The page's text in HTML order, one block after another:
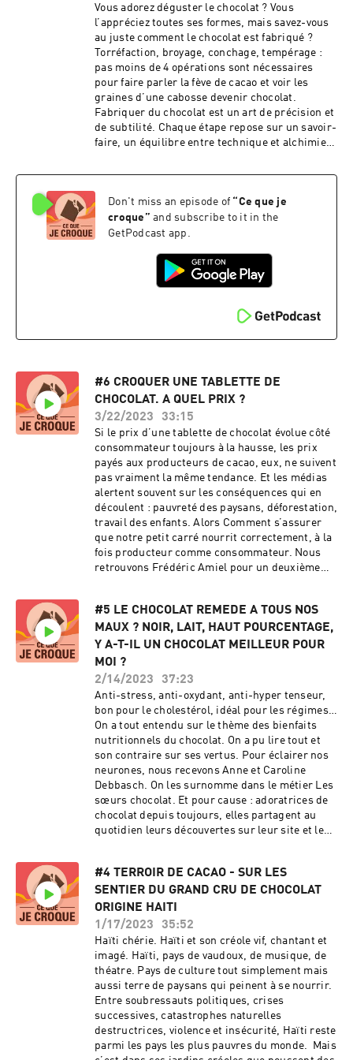
épisode Sophie Assemat nous éclaire sur cette
discipline qui nécessite entrainement et
précision. Que l'on soit professionnel du
chocolat ou simple consommateur, cet entretien
livre des clés intéressantes pour avancer sur le
chemin qui permet de profiter de toutes les
subtilités des cacaos du monde entier. Pour en
savoir plus sur notre invité : Formations
professionnelles du CIRAD L'Académie
française du chocolat et de la confiserie A
www.instagram.com/ethiquable/ Twitter :
https://twitter.com/Ethiquable Facebook :
www.facebook.com/ETHIQUABLE Youtube :
www.youtube.com/c/scopethiquable LinkedIn :
www.linkedin.com/ethiquable/ Hébergé par
Ausha. Visitez ausha.co/politique-de-
confidentialite pour plus d'informations.
Vous adorez déguster le chocolat ? Vous
l’appréciez toutes ses formes, mais savez-vous
au juste comment le chocolat est fabriqué ?
Torréfaction, broyage, conchage, tempérage :
pas moins de 4 opérations sont nécessaires
pour faire parler la fève de cacao et voir les
graines d’une cabosse devenir chocolat.
Fabriquer du chocolat est un art de précision et
de subtilité. Chaque étape repose sur un savoir-
faire, un équilibre entre technique et alchimie
appel à l’audace et au doigté. Pour saisir toutes
cours magistral, mais une leçon savoureuse
avec Régis Bouet, maître chocolatier qui se
consacre depuis trente cinq ans à sa passion
de 300 recettes de chocolat et formé plus de
6000 personnes à travers le monde nous livre en
savoir-faire de notre invité L'atelier de Régis
Production : Montage & mixage : Ethiquable
Musique : Sapajou Intencion Pour aller plus loin
bit.ly/3VBPu3c A propos de la SCOP Ethiquable
www.ethiquable.coop Nous suivre sur les
réseaux sociaux : Instagram :
www.instagram.com/ethiquable/ Twitter :
https://twitter.com/Ethiquable Facebook :
www.facebook.com/ETHIQUABLE Youtube :
www.youtube.com/c/scopethiquable LinkedIn :
www.linkedin.com/ethiquable/ Hébergé par
Ausha. Visitez ausha.co/politique-de-
confidentialite pour plus d'informations.
Don't miss an episode of “Ce que je
croque ” and subscribe to it in the
GetPodcast app.
#6 CROQUER UNE TABLETTE DE
CHOCOLAT. A QUEL PRIX ?
3/22/2023
33:15
Si le prix d’une tablette de chocolat évolue côté
consommateur toujours à la hausse, les prix
payés aux producteurs de cacao, eux, ne suivent
pas vraiment la même tendance. Et les médias
alertent souvent sur les conséquences qui en
découlent : pauvreté des paysans, déforestation,
travail des enfants. Alors Comment s’assurer
que notre petit carré nourrit correctement, à la
fois producteur comme consommateur. Nous
retrouvons Frédéric Amiel pour un deuxième
déforestation. Nous vous recommandons
toujours de vous procurer sa “Petite histoire de
la mondialisation à l’usage des amateurs de
chocolat” paru aux éditions de l’Atelier. Un
livre Sans fioriture, ni angélisme que nous
dégustation de chocolat pure origine
:bit.ly/3VBPu3c SCOP Ethiquable :
www.instagram.com/ethiquable/ Twitter :
www.facebook.com/ETHIQUABLE Youtube :
www.linkedin.com/ethiquable/ Production :
Montage & mixage : Basilic Lab
@basilicpodcast Musique : Sapajou Intencion
Histoire de la Mondialisation à l'usage des
amateurs de chocolat" Aux Editions de
ausha.co/politique-de-confidentialite pour plus
d'informations.
#5 LE CHOCOLAT REMEDE A TOUS NOS
MAUX ? NOIR, LAIT, HAUT POURCENTAGE,
Y A-T-IL UN CHOCOLAT MEILLEUR POUR
MOI ?
2/14/2023
37:23
Anti-stress, anti-oxydant, anti-hyper tenseur,
bon pour le cholestérol, idéal pour les régimes…
On a tout entendu sur le thème des bienfaits
nutritionnels du chocolat. On a pu lire tout et
son contraire sur ses vertus. Pour éclairer nos
neurones, nous recevons Anne et Caroline
Debbasch. On les surnomme dans le métier Les
sœurs chocolat. Et pour cause : adoratrices de
chocolat depuis toujours, elles partagent au
quotidien leurs découvertes sur leur site et leur
spécialisées en nutrition, elles partagent leurs
connaissances pour remettre le goût et le
plaisir au centre de la table tout en prônant le
nutritionnellement équilibré. Pas de diktat
dans leur discours, mais simplement le plaisir
et la gourmandise guidés par le bon sens et les
résultats factuels apportés par la science. Avec
Anne et Caroline Debbasch, remettons les
pendules à l’heure ! Crédit photo couverture :
Olivier Löser Pour aller plus loin : Pour suivre
Anne et Caroline sur leurs comptes gourmands
sur instagram sur leur site A propos du
podcast Ce Que Je Croque est une initiative de
#4 TERROIR DE CACAO - SUR LES
SENTIER DU GRAND CRU DE CHOCOLAT
ORIGINE HAITI
1/17/2023
35:52
Haïti chérie. Haïti et son créole vif, chantant et
imagé. Haïti, pays de vaudoux, de musique, de
théatre. Pays de culture tout simplement mais
aussi terre de paysans qui peinent à se nourrir.
Entre soubressauts politiques, crises
successives, catastrophes naturelles
destructrices, violence et insécurité, Haïti reste
parmi les pays les plus pauvres du monde. Mais